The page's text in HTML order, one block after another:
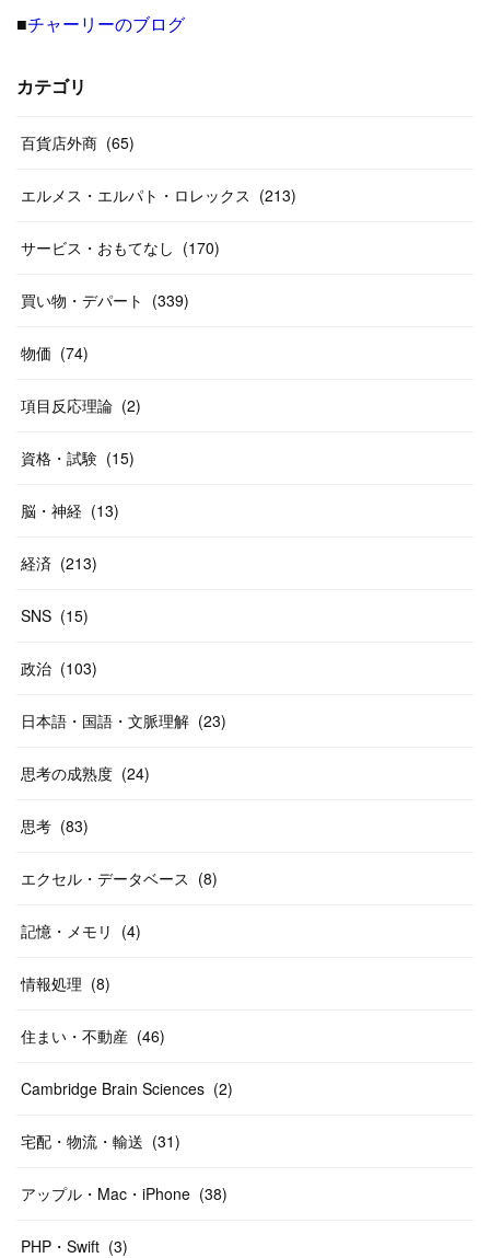
(8 )
(17
(12)
19)
(13
(14)
27)
(29
(24)
(26
31
(26
(20)
(14
(46
40
(55
(38)
(20
(31
58)
10
(33
(46)
(20
■チャーリーのブログ
カテゴリ
百貨店外商 (65)
エルメス・エルパト・ロレックス (213)
サービス・おもてなし (170)
買い物・デパート (339)
物価 (74)
項目反応理論 (2)
資格・試験 (15)
脳・神経 (13)
経済 (213)
SNS (15)
政治 (103)
日本語・国語・文脈理解 (23)
思考の成熟度 (24)
思考 (83)
エクセル・データベース (8)
記憶・メモリ (4)
情報処理 (8)
住まい・不動産 (46)
Cambridge Brain Sciences (2)
宅配・物流・輸送 (31)
アップル・Mac・iPhone (38)
PHP・Swift (3)